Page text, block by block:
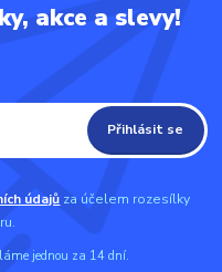
akce a slevy!
Přihlásit se
údajů za účelem rozesílky
jednou za 14 dní.